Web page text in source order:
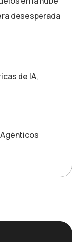
desesperada
de IA,